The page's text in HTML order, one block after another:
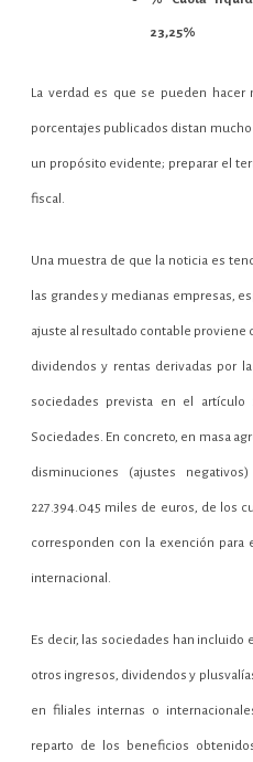
23,25%
La verdad es que se pueden
porcentajes publicados distan
un propósito evidente; preparar el
fiscal.
Una muestra de que la noticia es
las grandes y medianas empresas,
ajuste al resultado contable proviene
dividendos y rentas derivadas por
sociedades prevista en el
Sociedades. En concreto, en masa
disminuciones (ajustes
227.394.045 miles de euros, de los
corresponden con la exención
internacional.
Es decir, las sociedades han incluido
otros ingresos, dividendos y
en filiales internas o
reparto de los beneficios